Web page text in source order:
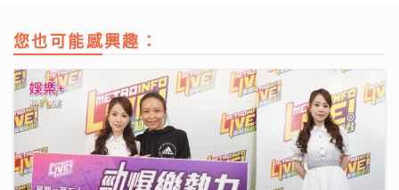
您也可能感興趣：